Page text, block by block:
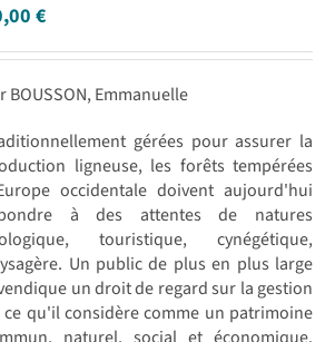
€
BOUSSON, Emmanuelle
gérées pour assurer la
ligneuse, les forêts tempérées
occidentale doivent aujourd'hui
à des attentes de natures
touristique, cynégétique,
Un public de plus en plus large
un droit de regard sur la gestion
ce qu'il considère comme un patrimoine